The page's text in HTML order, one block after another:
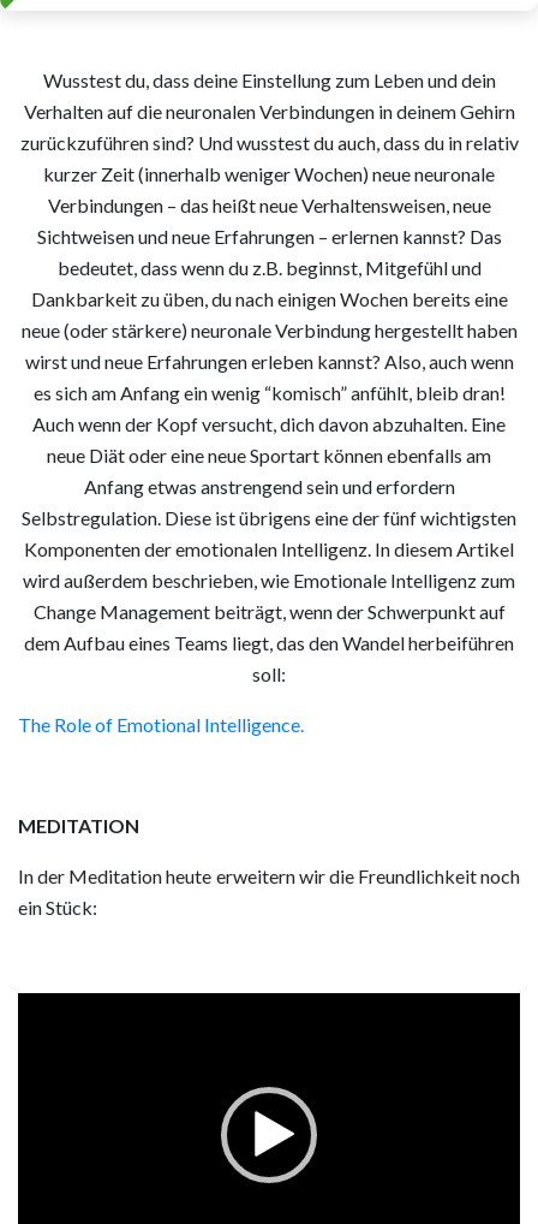
Wusstest du, dass deine Einstellung zum Leben und dein
Verhalten auf die neuronalen Verbindungen in deinem Gehirn
zurückzuführen sind? Und wusstest du auch, dass du in relativ
kurzer Zeit (innerhalb weniger Wochen) neue neuronale
Verbindungen – das heißt neue Verhaltensweisen, neue
Sichtweisen und neue Erfahrungen – erlernen kannst? Das
bedeutet, dass wenn du z.B. beginnst, Mitgefühl und
Dankbarkeit zu üben, du nach einigen Wochen bereits eine
neue (oder stärkere) neuronale Verbindung hergestellt haben
wirst und neue Erfahrungen erleben kannst? Also, auch wenn
es sich am Anfang ein wenig “komisch” anfühlt, bleib dran!
Auch wenn der Kopf versucht, dich davon abzuhalten. Eine
neue Diät oder eine neue Sportart können ebenfalls am
Anfang etwas anstrengend sein und erfordern
Selbstregulation. Diese ist übrigens eine der fünf wichtigsten
Komponenten der emotionalen Intelligenz. In diesem Artikel
wird außerdem beschrieben, wie Emotionale Intelligenz zum
Change Management beiträgt, wenn der Schwerpunkt auf
dem Aufbau eines Teams liegt, das den Wandel herbeiführen
soll:
The Role of Emotional Intelligence.
MEDITATION
In der Meditation heute erweitern wir die Freundlichkeit noch
ein Stück: